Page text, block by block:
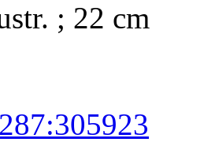
; 22 cm